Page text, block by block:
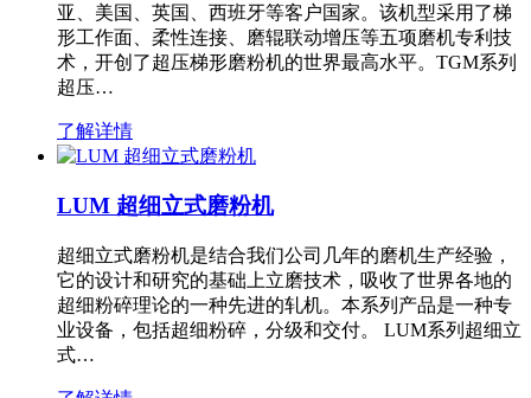
亚、美国、英国、西班牙等客户国家。该机型采用了梯
形工作面、柔性连接、磨辊联动增压等五项磨机专利技
术，开创了超压梯形磨粉机的世界最高水平。TGM系列
超压…
了解详情
LUM 超细立式磨粉机
超细立式磨粉机是结合我们公司几年的磨机生产经验，
它的设计和研究的基础上立磨技术，吸收了世界各地的
超细粉碎理论的一种先进的轧机。本系列产品是一种专
业设备，包括超细粉碎，分级和交付。 LUM系列超细立
式…